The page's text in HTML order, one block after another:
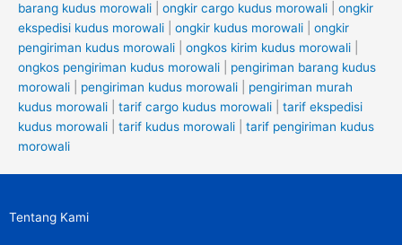
barang kudus morowali
ongkir cargo kudus morowali
ongkir
ekspedisi kudus morowali
ongkir kudus morowali
ongkir
pengiriman kudus morowali
ongkos kirim kudus morowali
ongkos pengiriman kudus morowali
pengiriman barang kudus
morowali
pengiriman kudus morowali
pengiriman murah
kudus morowali
tarif cargo kudus morowali
tarif ekspedisi
kudus morowali
tarif kudus morowali
tarif pengiriman kudus
morowali
Tentang Kami